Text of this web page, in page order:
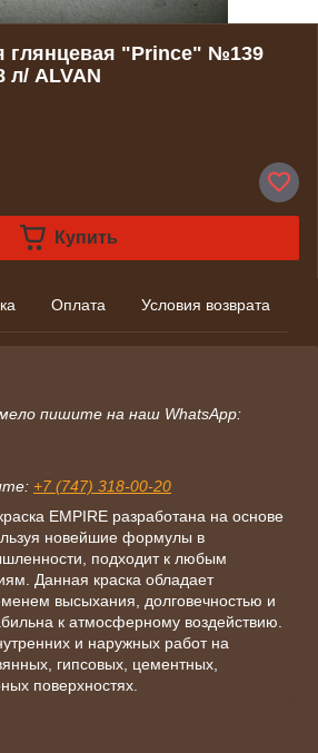
глянцевая "Prince" №139
л/ ALVAN
Купить
Оплата Условия возврата
пишите на наш WhatsApp:
+7 (747) 318-00-20
EMPIRE разработана на основе
новейшие формулы в
подходит к любым
Данная краска обладает
высыхания, долговечностью и
к атмосферному воздействию.
и наружных работ на
гипсовых, цементных,
поверхностях.